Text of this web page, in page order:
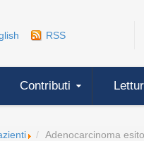
RSS
Contributi
Adenocarcinoma